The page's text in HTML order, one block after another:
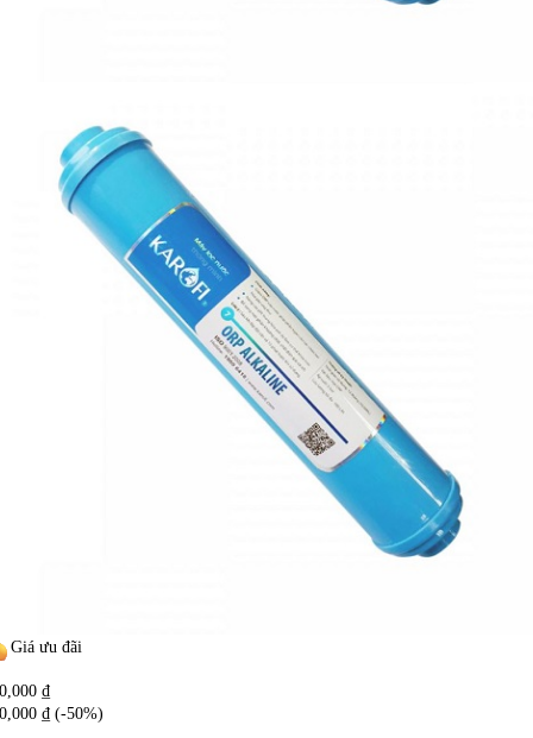
Giá ưu đãi
₫
₫ (-50%)